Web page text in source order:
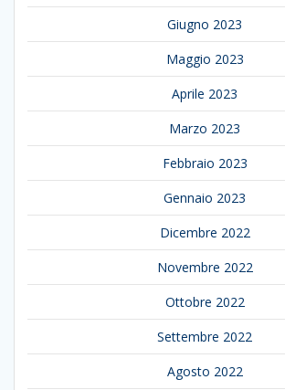
Giugno 2023
Maggio 2023
Aprile 2023
Marzo 2023
Febbraio 2023
Gennaio 2023
Dicembre 2022
Novembre 2022
Ottobre 2022
Settembre 2022
Agosto 2022